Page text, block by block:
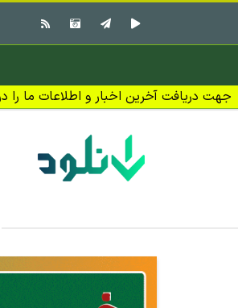
جهت دریافت آخرین اخبار و اطلاعات ما را